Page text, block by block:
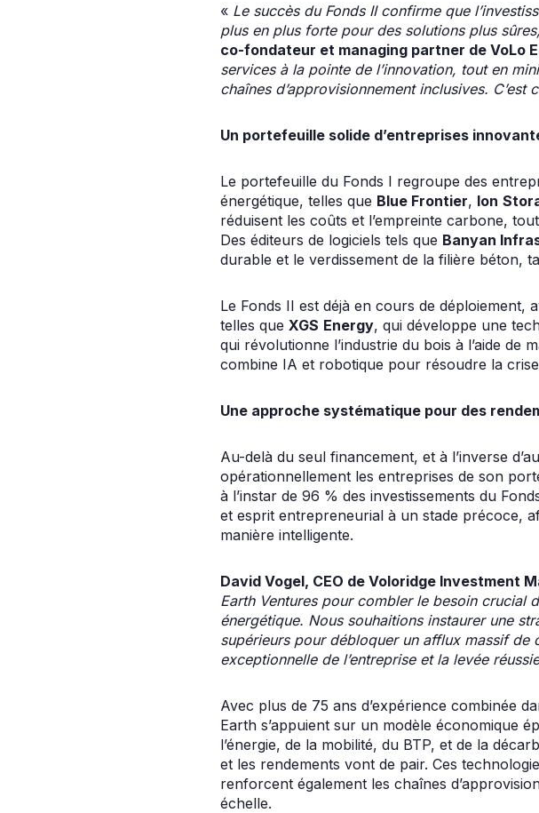
« Le succès du Fonds II confirme que
plus en plus forte pour des solutions plus
co-fondateur et managing partner de VoLo
services à la pointe de l’innovation, tout en
chaînes d’approvisionnement inclusives.
Un portefeuille solide d’entreprises
Le portefeuille du Fonds I regroupe des
énergétique, telles que Blue Frontier, Ion
réduisent les coûts et l’empreinte carbone,
Des éditeurs de logiciels tels que Banyan
durable et le verdissement de la filière béton,
Le Fonds II est déjà en cours de déploiement,
telles que XGS Energy, qui développe une
qui révolutionne l’industrie du bois à l’aide de
combine IA et robotique pour résoudre la
Une approche systématique pour des
Au-delà du seul financement, et à l’inverse
opérationnellement les entreprises de son
à l’instar de 96 % des investissements du
et esprit entrepreneurial à un stade précoce,
manière intelligente.
David Vogel, CEO de Voloridge Investment
Earth Ventures pour combler le besoin crucial
énergétique. Nous souhaitions instaurer une
supérieurs pour débloquer un afflux massif
exceptionnelle de l’entreprise et la levée
Avec plus de 75 ans d’expérience combinée
Earth s’appuient sur un modèle économique
l’énergie, de la mobilité, du BTP, et de la
et les rendements vont de pair. Ces
renforcent également les chaînes
échelle.